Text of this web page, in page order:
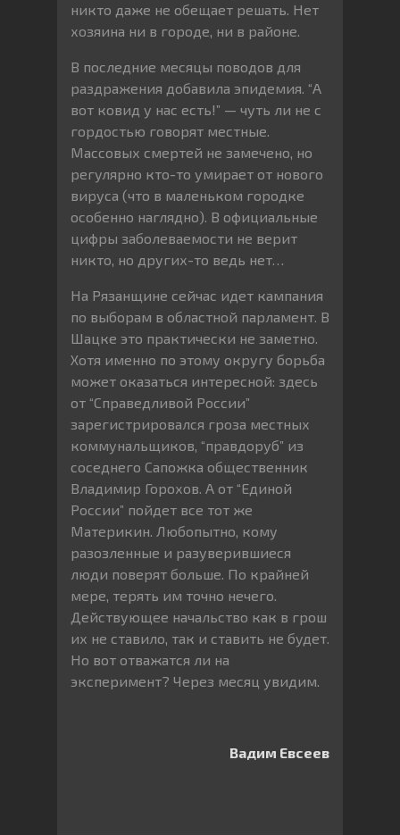
никто даже не обещает решать. Нет
хозяина ни в городе, ни в районе.
В последние месяцы поводов для
раздражения добавила эпидемия. “А
вот ковид у нас есть!” — чуть ли не с
гордостью говорят местные.
Массовых смертей не замечено, но
регулярно кто-то умирает от нового
вируса (что в маленьком городке
особенно наглядно). В официальные
цифры заболеваемости не верит
никто, но других-то ведь нет…
На Рязанщине сейчас идет кампания
по выборам в областной парламент. В
Шацке это практически не заметно.
Хотя именно по этому округу борьба
может оказаться интересной: здесь
от “Справедливой России”
зарегистрировался гроза местных
коммунальщиков, “правдоруб” из
соседнего Сапожка общественник
Владимир Горохов. А от “Единой
России” пойдет все тот же
Материкин. Любопытно, кому
разозленные и разуверившиеся
люди поверят больше. По крайней
мере, терять им точно нечего.
Действующее начальство как в грош
их не ставило, так и ставить не будет.
Но вот отважатся ли на
эксперимент? Через месяц увидим.
Вадим Евсеев